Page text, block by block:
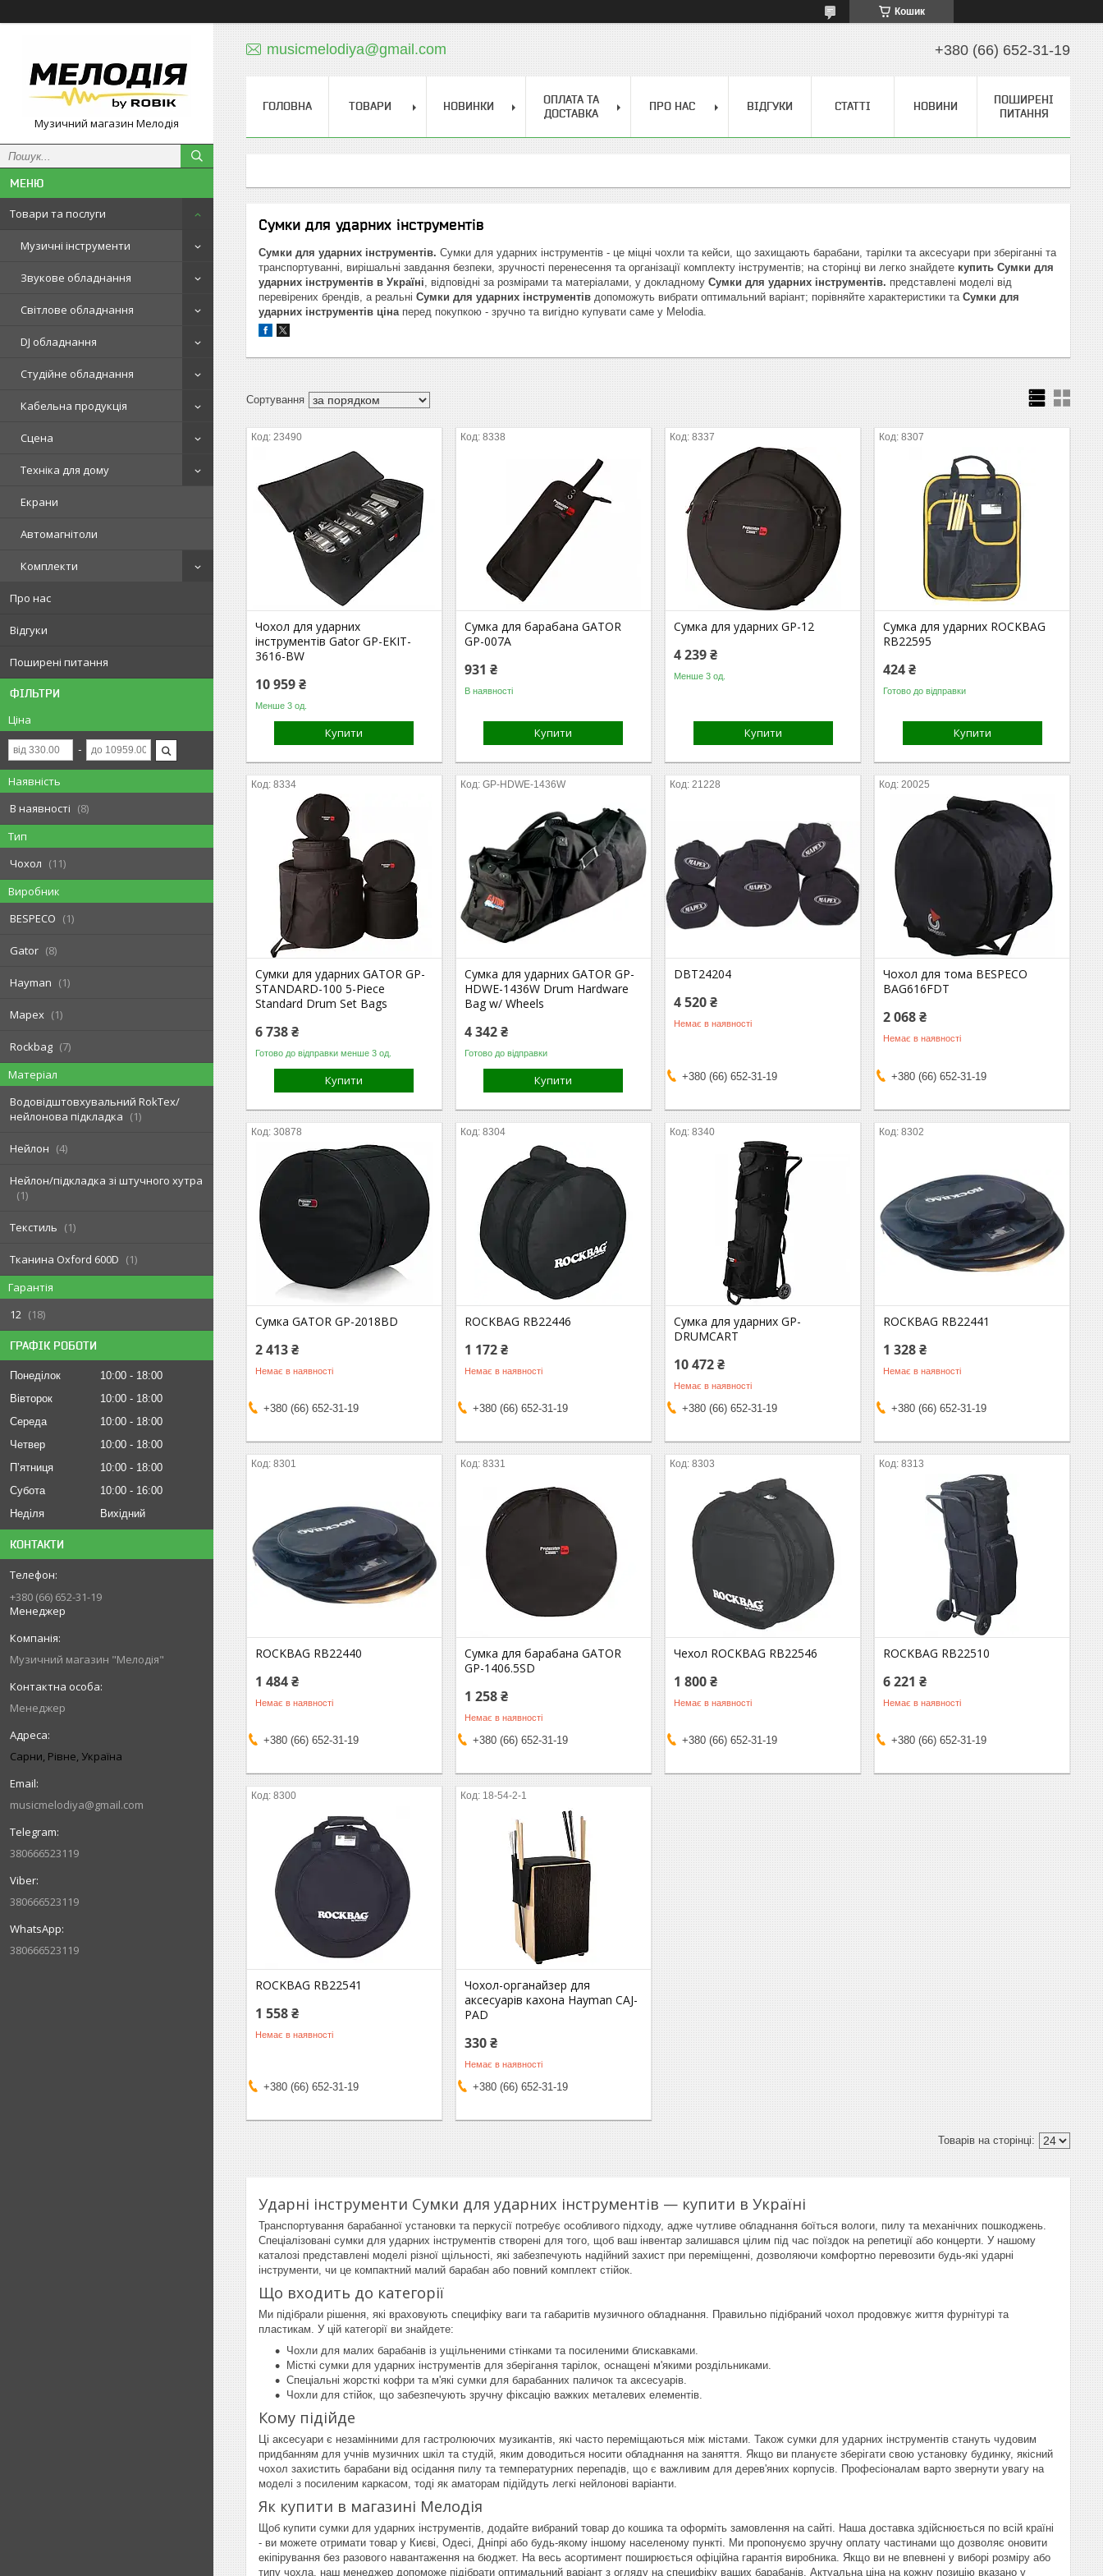
Кошик
Музичний магазин Мелодія
Товари та послуги
Музичні інструменти
Звукове обладнання
Світлове обладнання
DJ обладнання
Студійне обладнання
Кабельна продукція
Сцена
Техніка для дому
Екрани
Автомагнітоли
Комплекти
Про нас
Відгуки
Поширені питання
ФІЛЬТРИ
Ціна
Наявність
В наявності
8
Тип
Чохол
11
Виробник
BESPECO
1
Gator 8
Hayman 1
Mapex 1
Rockbag
7
Матеріал
Водовідштовхувальний RokTex/
нейлонова підкладка
1
Нейлон 4
Нейлон/підкладка зі штучного хутра
1
Текстиль 1
Тканина Oxford 600D
1
Гарантія
12
18
ГРАФІК РОБОТИ
Понеділок 10:00
18:00
Вівторок
10:00
18:00
Середа
10:00
18:00
Четвер
10:00
18:00
Пʼятниця
10:00
18:00
Субота
10:00
16:00
Неділя
Вихідний
КОНТАКТИ
+380 (66) 652-31-19
Менеджер
Музичний магазин "Мелодія"
Менеджер
Сарни, Рівне, Україна
musicmelodiya@gmail.com
380666523119
380666523119
380666523119
musicmelodiya@gmail.com +380 (66) 652-31-19
ГОЛОВНА ТОВАРИ НОВИНКИ
ОПЛАТА ТА
ДОСТАВКА
ПРО НАС ВІДГУКИ СТАТТІ НОВИНИ
ПОШИРЕНІ
ПИТАННЯ
Сумки для ударних інструментів
Сумки для ударних інструментів. Сумки для ударних інструментів - це міцні чохли та кейси, що захищають барабани, тарілки та аксесуари при зберіганні та
транспортуванні, вирішальні завдання безпеки, зручності перенесення та організації комплекту інструментів; на сторінці ви легко знайдете купить Сумки для
ударних інструментів в Україні, відповідні за розмірами та матеріалами, у докладному Сумки для ударних інструментів. представлені моделі від
перевірених брендів, а реальні Сумки для ударних інструментів допоможуть вибрати оптимальний варіант; порівняйте характеристики та Сумки для
ударних інструментів цінаперед покупкою - зручно та вигідно купувати саме у Melodia.
23490
Чохол для ударних
інструментів Gator GP-EKIT-
3616-BW
10 959 ₴
Менше 3 од.
Купити
8338
Сумка для барабана GATOR
GP-007A
931 ₴
В наявності
Купити
8337
Сумка для ударних GP-12
4 239 ₴
Менше 3 од.
Купити
8307
Сумка для ударних ROCKBAG
RB22595
424 ₴
Готово до відправки
Купити
8334
Сумки для ударних GATOR GP-
STANDARD-100 5-Piece
Standard Drum Set Bags
6 738 ₴
Готово до відправки менше 3 од.
Купити
GP-HDWE-1436W
Сумка для ударних GATOR GP-
HDWE-1436W Drum Hardware
Bag w/ Wheels
4 342 ₴
Готово до відправки
Купити
21228
DBT24204
4 520 ₴
Немає в наявності
+380 (66) 652-31-19
20025
Чохол для тома BESPECO
BAG616FDT
2 068 ₴
Немає в наявності
+380 (66) 652-31-19
30878
Сумка GATOR GP-2018BD
2 413 ₴
Немає в наявності
+380 (66) 652-31-19
8304
ROCKBAG RB22446
1 172 ₴
Немає в наявності
+380 (66) 652-31-19
8340
Сумка для ударних GP-
DRUMCART
10 472 ₴
Немає в наявності
+380 (66) 652-31-19
8302
ROCKBAG RB22441
1 328 ₴
Немає в наявності
+380 (66) 652-31-19
8301
ROCKBAG RB22440
1 484 ₴
Немає в наявності
+380 (66) 652-31-19
8331
Сумка для барабана GATOR
GP-1406.5SD
1 258 ₴
Немає в наявності
+380 (66) 652-31-19
8303
Чехол ROCKBAG RB22546
1 800 ₴
Немає в наявності
+380 (66) 652-31-19
8313
ROCKBAG RB22510
6 221 ₴
Немає в наявності
+380 (66) 652-31-19
8300
ROCKBAG RB22541
1 558 ₴
Немає в наявності
+380 (66) 652-31-19
18-54-2-1
Чохол-органайзер для
аксесуарів кахона Hayman CAJ-
PAD
330 ₴
Немає в наявності
+380 (66) 652-31-19
Ударні інструменти Сумки для ударних інструментів — купити в Україні
Транспортування барабанної установки та перкусії потребує особливого підходу, адже чутливе обладнання боїться вологи, пилу та механічних пошкоджень.
Спеціалізовані сумки для ударних інструментів створені для того, щоб ваш інвентар залишався цілим під час поїздок на репетиції або концерти. У нашому
каталозі представлені моделі різної щільності, які забезпечують надійний захист при переміщенні, дозволяючи комфортно перевозити будь-які ударні
інструменти, чи це компактний малий барабан або повний комплект стійок.
Що входить до категорії
Ми підібрали рішення, які враховують специфіку ваги та габаритів музичного обладнання. Правильно підібраний чохол продовжує життя фурнітурі та
пластикам. У цій категорії ви знайдете:
Чохли для малих барабанів із ущільненими стінками та посиленими блискавками.
Місткі сумки для ударних інструментів для зберігання тарілок, оснащені м'якими роздільниками.
Спеціальні жорсткі кофри та м'які сумки для барабанних паличок та аксесуарів.
Чохли для стійок, що забезпечують зручну фіксацію важких металевих елементів.
Кому підійде
Ці аксесуари є незамінними для гастролюючих музикантів, які часто переміщаються між містами. Також сумки для ударних інструментів стануть чудовим
придбанням для учнів музичних шкіл та студій, яким доводиться носити обладнання на заняття. Якщо ви плануєте зберігати свою установку будинку, якісний
чохол захистить барабани від осідання пилу та температурних перепадів, що є важливим для дерев'яних корпусів. Професіоналам варто звернути увагу на
моделі з посиленим каркасом, тоді як аматорам підійдуть легкі нейлонові варіанти.
Як купити в магазині Мелодія
Щоб купити сумки для ударних інструментів, додайте вибраний товар до кошика та оформіть замовлення на сайті. Наша доставка здійснюється по всій країні
- ви можете отримати товар у Києві, Одесі, Дніпрі або будь-якому іншому населеному пункті. Ми пропонуємо зручну оплату частинами що дозволяє оновити
екіпірування без разового навантаження на бюджет. На весь асортимент поширюється офіційна гарантія виробника. Якщо ви не впевнені у виборі розміру або
типу чохла, наш менеджер допоможе підібрати оптимальний варіант з огляду на специфіку ваших барабанів. Актуальна ціна на кожну позицію вказано у